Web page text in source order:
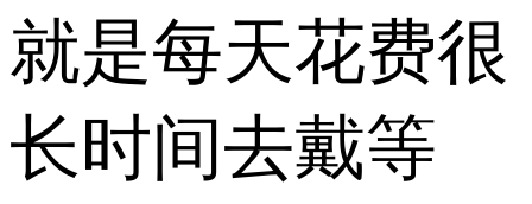
就是每天花费很
长时间去戴等